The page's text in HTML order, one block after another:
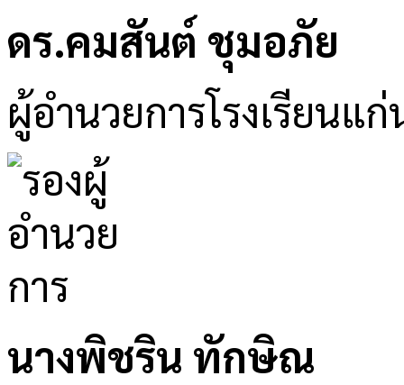
ดร.คมสันต์ ชุมอภัย
ผู้อำนวยการโรงเรียนแ
นางพิชริน ทักษิณ